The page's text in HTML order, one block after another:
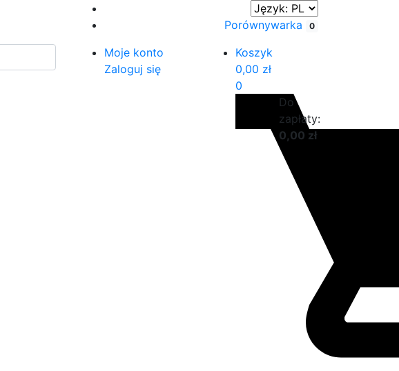
Porównywarka 0
Moje konto
Zaloguj się
Koszyk
0,00 zł
0
Do
zapłaty:
0,00 zł